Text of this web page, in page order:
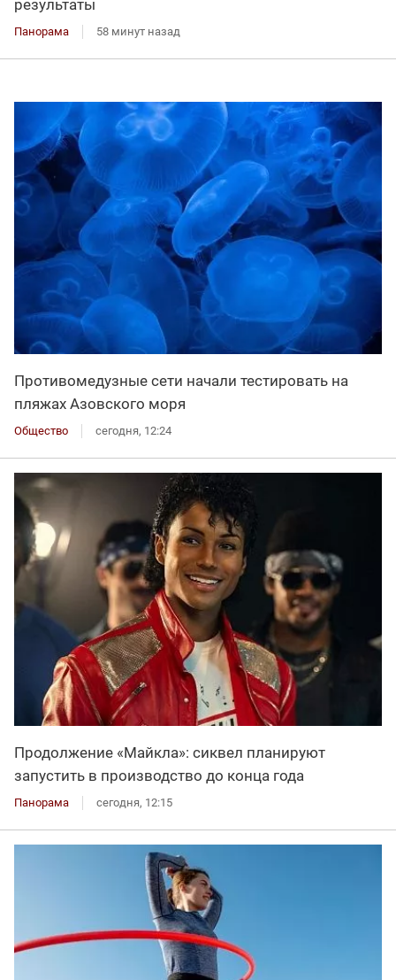
результаты
Панорама 58 минут назад
Противомедузные сети начали тестировать на
пляжах Азовского моря
Общество сегодня, 12:24
Продолжение «Майкла»: сиквел планируют
запустить в производство до конца года
Панорама сегодня, 12:15